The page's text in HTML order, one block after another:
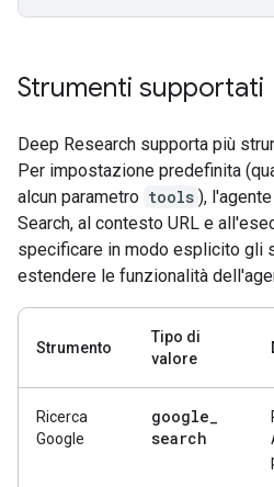
Strumenti supportati
Deep Research supporta più
Per impostazione predefinita
alcun parametro tools ),
Search, al contesto URL e
specificare in modo esplicito gli
estendere le funzionalità
Strumento
Tipo di
valore
Ricerca
Google
google_
search